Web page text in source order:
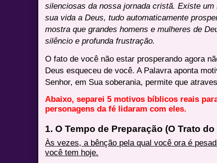
silenciosas da nossa jornada cristã. Existe
sua vida a Deus, tudo automaticamente
mostra que grandes homens e mulheres de
silêncio e profunda frustração.
O fato de você não estar prosperando agora
Deus esqueceu de você. A Palavra aponta
Senhor, em Sua soberania, permite que
Abaixo, separei 5 motivos bíblicos reais
personagens da fé lidaram com eles.
1. O Tempo de Preparação (O Trato
Às vezes, a bênção pela qual você ora é
você tem hoje.